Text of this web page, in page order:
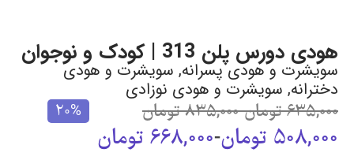
هودی دورس پلن 313 | کودک و نوجوان
سویشرت و هودی پسرانه, سویشرت و هودی
دخترانه, سویشرت و هودی نوزادی
635,000 تومان-
835,000 تومان
508,000 تومان-
668,000 تومان
20%